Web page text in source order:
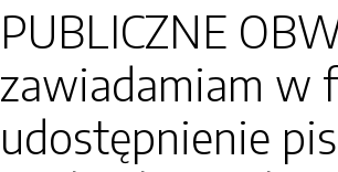
PUBLICZNE
zawiadamiam w
udostępnienie